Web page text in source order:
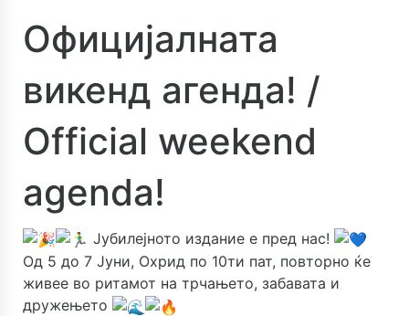
Официјалната
викенд агенда! /
Official weekend
agenda!
Јубилејното издание е пред нас!
Од 5 до 7 Јуни, Охрид по 10ти пат, повторно ќе
живее во ритамот на трчањето, забавата и
дружењето